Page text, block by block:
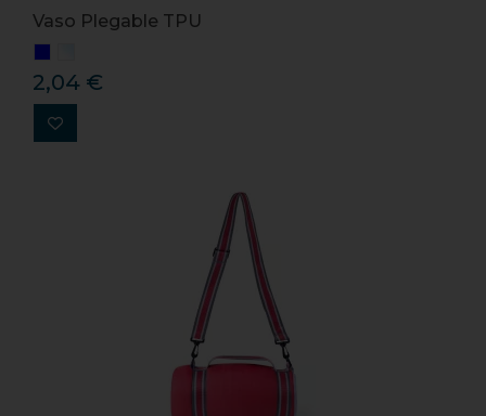
Vaso Plegable TPU
2,04 €